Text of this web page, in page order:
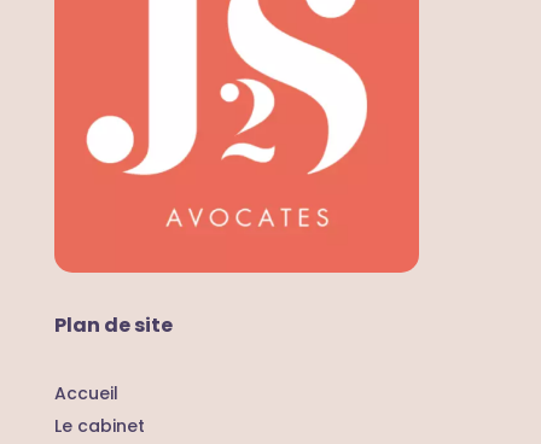
Plan de site
Accueil
Le cabinet